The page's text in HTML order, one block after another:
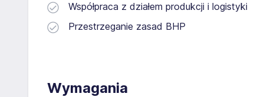
Współpraca z działem produkcji i logistyki
Przestrzeganie zasad BHP
Wymagania